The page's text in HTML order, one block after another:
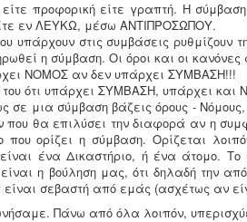
προφορική είτε γραπτή. Η
εν ΛΕΥΚΩ, μέσω ΑΝΤΙΠΡΟΣΩΠΟΥ.
υπάρχουν στις συμβάσεις
η σύμβαση. Οι όροι και οι
ΝΟΜΟΣ αν δεν υπάρχει ΣΥΜΒΑΣΗ!!!
του ότι υπάρχει ΣΥΜΒΑΣΗ, υπάρχει και
σε μια σύμβαση βάζεις όρους -
που θα επιλύσει την διαφορά αν η
που ορίζει η σύμβαση. Ορίζεται
ένα Δικαστήριο, ή ένα άτομο. Το
η βούληση μας, ότι δηλαδή την
είναι σεβαστή από εμάς (ασχέτως αν
Πάνω από όλα λοιπόν,